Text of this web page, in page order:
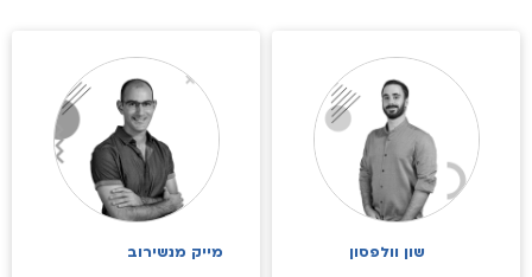
שון וולפסון
מייק מנשירוב